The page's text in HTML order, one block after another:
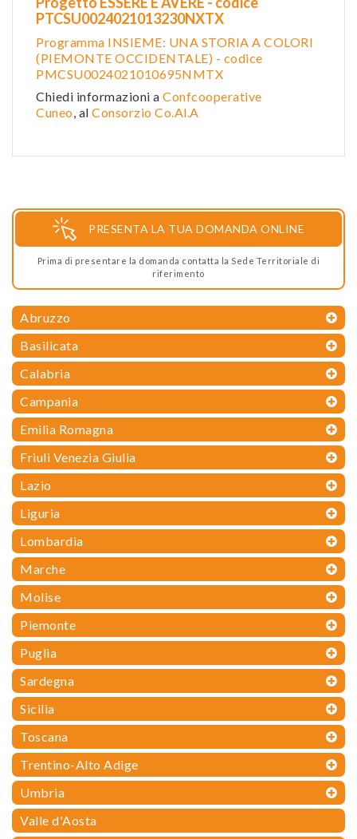
PTCSU0024021013230NXTX
Programma INSIEME: UNA STORIA A COLORI
(PIEMONTE OCCIDENTALE) - codice
PMCSU0024021010695NMTX
Chiedi informazioni a Confcooperative
Cuneo, al Consorzio Co.Al.A
PRESENTA LA TUA DOMANDA ONLINE
Prima di presentare la domanda contatta la Sede Territoriale di
riferimento
Abruzzo
Basilicata
Calabria
Campania
Emilia Romagna
Friuli Venezia Giulia
Lazio
Liguria
Lombardia
Marche
Molise
Piemonte
Puglia
Sardegna
Sicilia
Toscana
Trentino-Alto Adige
Umbria
Valle d'Aosta